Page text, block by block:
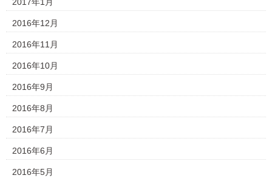
2017年1月
2016年12月
2016年11月
2016年10月
2016年9月
2016年8月
2016年7月
2016年6月
2016年5月